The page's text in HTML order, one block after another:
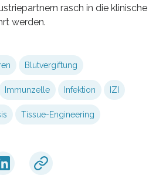
rasch in die klinische
werden.
Blutvergiftung
Immunzelle Infektion IZI
Tissue-Engineering